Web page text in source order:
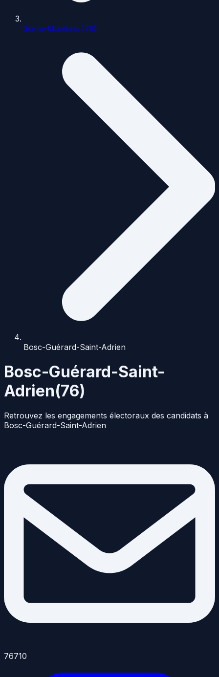
Seine-Maritime (76)
Bosc-Guérard-Saint-Adrien
Bosc-Guérard-Saint-
Adrien(76)
Retrouvez les engagements électoraux des candidats à
Bosc-Guérard-Saint-Adrien
76710